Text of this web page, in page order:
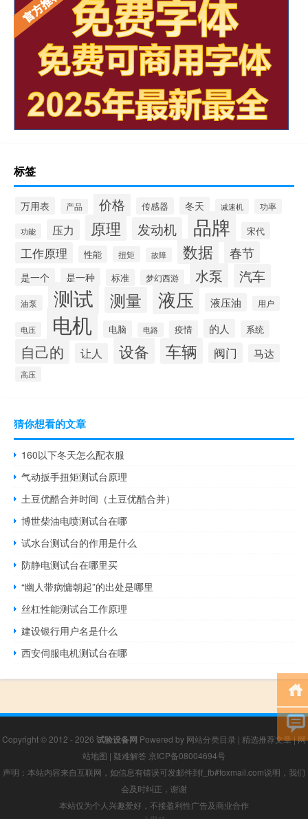
标签
万用表 产品 价格 传感器 冬天 减速机 功率
功能 压力 原理 发动机 品牌 宋代
工作原理 性能 扭矩 故障 数据 春节
是一个 是一种 标准 梦幻西游 水泵 汽车
油泵 测试 测量 液压 液压油 用户
电压 电机 电脑 电路 疫情 的人 系统
自己的 让人 设备 车辆 阀门 马达
高压
猜你想看的文章
160以下冬天怎么配衣服
气动扳手扭矩测试台原理
土豆优酷合并时间（土豆优酷合并）
博世柴油电喷测试台在哪
试水台测试台的作用是什么
防静电测试台在哪里买
“幽人带病慵朝起”的出处是哪里
丝杠性能测试台工作原理
建设银行用户名是什么
西安伺服电机测试台在哪
Copyright © 2012 - 2026 试验设备网 Powered by 网站分类目录 | 精选推荐文章|网
站地图 | 疑难解答 京ICP备08004694号
声明：本站内容来自互联网，如信息有错误可发邮件到f_fb#foxmail.com说明，我们
会及时纠正，谢谢
本站仅为个人兴趣爱好，不接盈利性广告及商业合作